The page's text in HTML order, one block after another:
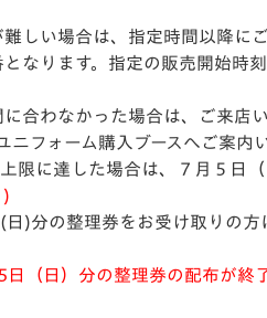
しい場合は、指定時間以降にご
なります。指定の販売開始時
合わなかった場合は、ご来店
フォーム購入ブースへご案内い
限に達した場合は、７月５日（
)
)分の整理券をお受け取りの方
日（日）分の整理券の配布が終